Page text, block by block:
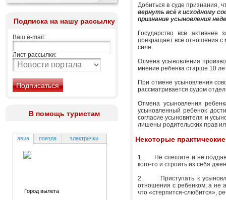
Подписка на нашу рассылку
Ваш e-mail:
Лист рассылки:
В помощь туристам
авиа поезда электрички
Добиться в суде признания,
вернуть всё к исходному
признание усыновления
Государство всё
прекращает все отношения с
силе.
Отмена усыновления
мнение ребенка старше 10
При отмене усыновления
рассматривается судом
Отмена усыновления
усыновленный ребенок
согласие усыновителя и
лишены родительских прав
Некоторые
1. Не спешите и не
кого-то и строить из себя
2. Приступать к
отношения с ребенком, а не
что «стерпится-слюбится»,